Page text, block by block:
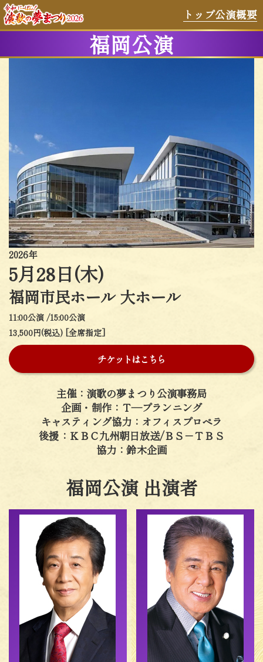
トップ公演概要
福岡公演
2026年
5月28日(木)
福岡市民ホール 大ホール
11:00公演 /15:00公演
13,500円(税込) [全席指定]
チケットはこちら
主催：演歌の夢まつり公演事務局
企画・制作：Ｔ―プランニング
キャスティング協力：オフィスプロペラ
後援：ＫＢＣ九州朝日放送/ＢＳ－ＴＢＳ
協力：鈴木企画
福岡公演 出演者